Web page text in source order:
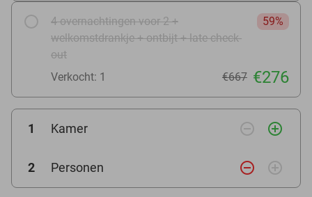
4 overnachtingen voor 2 +
welkomstdrankje + ontbijt + late check-
out
59%
Verkocht: 1 €667 €276
1 Kamer remove_circle_outline add_circle_outline
2 Personen remove_circle_outline add_circle_outline